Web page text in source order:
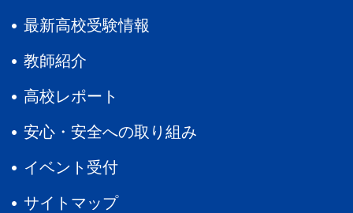
最新高校受験情報
教師紹介
高校レポート
安心・安全への取り組み
イベント受付
サイトマップ